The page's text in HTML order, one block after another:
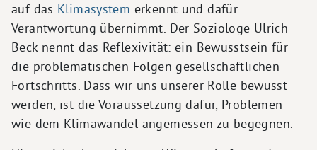
auf das Klimasystem erkennt und dafür
Verantwortung übernimmt. Der Soziologe Ulrich
Beck nennt das Reflexivität: ein Bewusstsein für
die problematischen Folgen gesellschaftlichen
Fortschritts. Dass wir uns unserer Rolle bewusst
werden, ist die Voraussetzung dafür, Problemen
wie dem Klimawandel angemessen zu begegnen.